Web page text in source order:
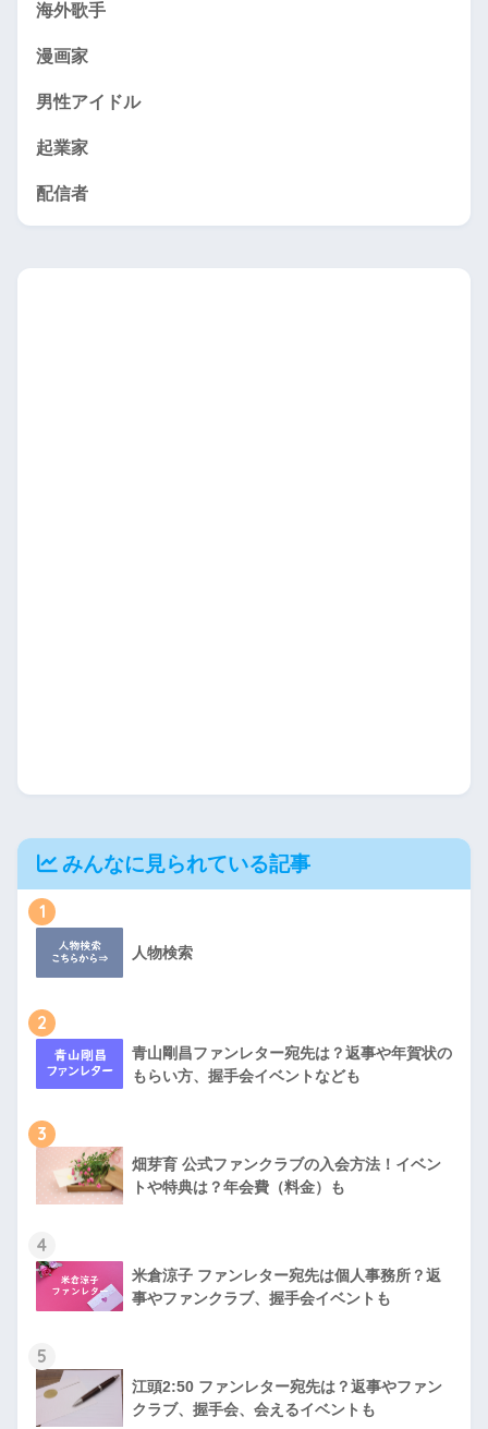
海外歌手
漫画家
男性アイドル
起業家
配信者
みんなに見られている記事
1
人物検索
2
青山剛昌ファンレター宛先は？返事や年賀状の
もらい方、握手会イベントなども
3
畑芽育 公式ファンクラブの入会方法！イベン
トや特典は？年会費（料金）も
4
米倉涼子 ファンレター宛先は個人事務所？返
事やファンクラブ、握手会イベントも
5
江頭2:50 ファンレター宛先は？返事やファン
クラブ、握手会、会えるイベントも